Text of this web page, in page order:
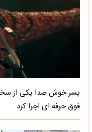
پسر خوش صدا یکی از
فوق حرفه ای اجرا کرد